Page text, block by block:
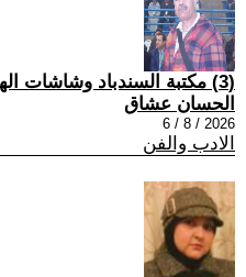
(3) مكتبة السندباد وشاشات الهاتف النقال
الحسان عشاق
2026 / 8 / 6
الادب والفن